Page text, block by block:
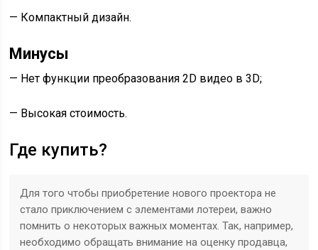
— Компактный дизайн.
Минусы
— Нет функции преобразования 2D видео в 3D;
— Высокая стоимость.
Где купить?
Для того чтобы приобретение нового проектора не
стало приключением с элементами лотереи, важно
помнить о некоторых важных моментах. Так, например,
необходимо обращать внимание на оценку продавца,